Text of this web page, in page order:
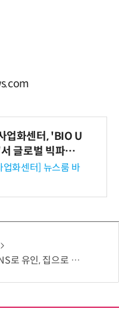
업화센터, 'BIO U
글로벌 빅파마
스 미팅 지원…K
진출 교두보 확
업화센터] 뉴스룸 바
불러낸 아버지…결국 총 쐈다